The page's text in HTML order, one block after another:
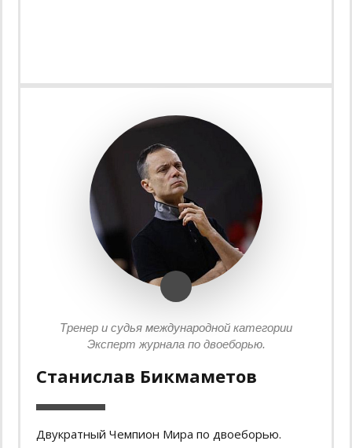
Станислав Бикмаметов
Двукратный Чемпион Мира по двоеборью.
Тренер и судья международной категории
Эксперт журнала по двоеборью.